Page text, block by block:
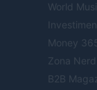
World
Money
Zona Nerd
B2B